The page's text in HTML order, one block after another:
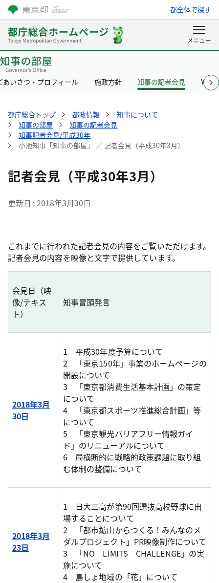
都全体で探す
あいさつ・プロフィール 施政方針 知事の記者会見
都庁総合トップ 都政情報
知事について
知事の部屋
知事の記者会見
知事記者会見/平成30年
小池知事「知事の部屋」 ／ 記者会見（平成30年3月）
記者会見（平成30年3月）
更新日 2018年3月30日
これまでに行われた記者会見の内容をご覧いただけます。
記者会見の内容を映像と文字で提供しています。
会見日（映
像/テキス
ト）
知事冒頭発言
2018年3月
30日
1 平成30年度予算について
2 「東京150年」事業のホームページの
開設について
3 「東京都消費生活基本計画」の策定
について
4 「東京都スポーツ推進総合計画」等
について
5 「東京観光バリアフリー情報ガイ
ド」のリニューアルについて
6 局横断的に戦略的政策課題に取り組
む体制の整備について
2018年3月
23日
1 日大三高が第90回選抜高校野球に出
場することについて
2 「都市鉱山からつくる！みんなのメ
ダルプロジェクト」PR映像制作について
3 「NO LIMITS CHALLENGE」の実
施について
4 島しょ地域の「花」について